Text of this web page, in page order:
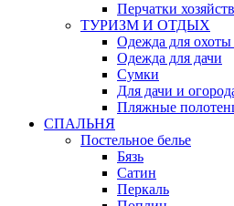
Перчатки
ТУРИЗМ И ОТДЫХ
Одежда для
Одежда для дачи
Сумки
Для дачи и
Пляжные
СПАЛЬНЯ
Постельное белье
Бязь
Сатин
Перкаль